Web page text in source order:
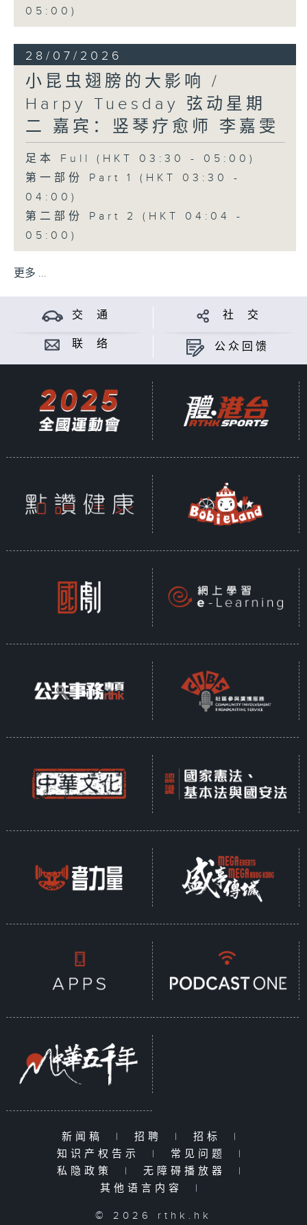
05:00)
28/07/2026
小昆虫翅膀的大影响 /
Harpy Tuesday 弦动星期
二 嘉宾：竖琴疗愈师 李嘉雯
足本 Full (HKT 03:30 - 05:00)
第一部份 Part 1 (HKT 03:30 -
04:00)
第二部份 Part 2 (HKT 04:04 -
05:00)
更多 ...
交 通 社 交
联 络 公众回馈
新闻稿 | 招聘 | 招标
|
知识产权告示
| 常见问题
|
私隐政策
| 无障碍播放器
|
其他语言内容
|
© 2026 rthk.hk